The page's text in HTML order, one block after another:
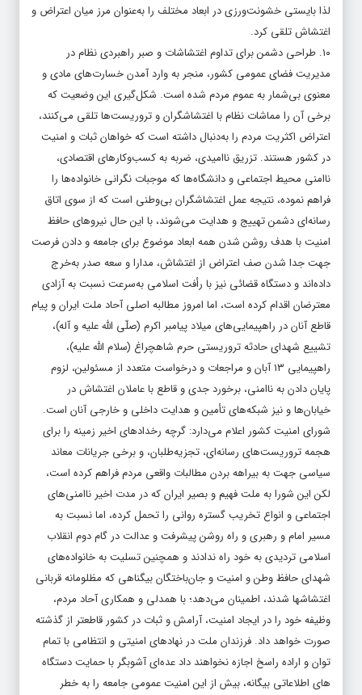
لذا بایستی خشونت‌ورزی در ابعاد مختلف را به‌عنوان مرز میان اعتراض و
اغتشاش تلقی کرد.
۱۰. طراحی دشمن برای تداوم اغتشاشات و صبر راهبردی نظام در
مدیریت فضای عمومی کشور، منجر به وارد آمدن خسارت‌های مادی و
معنوی بی‌شمار به عموم مردم شده است. شکل‌گیری این وضعیت که
برخی آن را مماشات نظام با اغتشاشگران و تروریست‌ها تلقی می‌کنند،
اعتراض اکثریت مردم را به‌دنبال داشته است که خواهان ثبات و امنیت
در کشور هستند. تزریق ناامیدی، ضربه به کسب­‌و­کارهای اقتصادی،
ناامنی محیط اجتماعی و دانشگاه‌ها که موجبات نگرانی خانواده‌ها را
فراهم نموده، نتیجه عمل اغتشاشگران بی‌وطنی است که از سوی اتاق
رسانه‌ای دشمن تهییج و هدایت می‌شوند، با این حال نیروهای حافظ
امنیت با هدف روشن شدن همه ابعاد موضوع برای جامعه و دادن فرصت
جهت جدا شدن صف اعتراض از اغتشاش، مدارا و سعه صدر به‌خرج
داده‌اند و دستگاه قضائی نیز با رأفت اسلامی به‌سرعت نسبت به آزادی
معترضان اقدام کرده است، اما امروز مطالبه اصلی آحاد ملت ایران و پیام
قاطع آنان در راهپیمایی­‌های میلاد پیامبر اکرم (صلّی اللّه علیه و آله)،
تشییع شهدای حادثه تروریستی حرم شاهچراغ (سلام الله علیه)،
راهپیمایی ۱۳ آبان و مراجعات و درخواست متعدد از مسئولین، لزوم
پایان دادن به ناامنی، برخورد جدی و قاطع با عاملان اغتشاش در
خیابان‌ها و نیز شبکه‌های تأمین و هدایت داخلی و خارجی آنان است.
شورای امنیت کشور اعلام می‌دارد: گرچه رخدادهای اخیر زمینه را برای
هجمه تروریست‌های رسانه‌ای، تجزیه‌طلبان، و برخی جریانات معاند
سیاسی جهت به بیراهه بردن مطالبات واقعی مردم فراهم کرده است،
لکن این شورا به ملت فهیم و بصیر ایران که در مدت اخیر ناامنی‌های
اجتماعی و انواع تخریب گستره روانی را تحمل کرده، اما نسبت به
مسیر امام و رهبری و راه روشن پیشرفت و عدالت در گام دوم انقلاب
اسلامی تردیدی به خود راه ندادند و همچنین تسلیت به خانواده‌های
شهدای حافظ وطن و امنیت و جان‌باختگان بیگناهی که مظلومانه قربانی
اغتشاش­ها شدند، اطمینان می­‌دهد؛ با همدلی و همکاری آحاد مردم،
وظیفه خود را در ایجاد امنیت، آرامش و ثبات در کشور قاطع­تر از گذشته
صورت خواهد داد. فرزندان ملت در نهادهای امنیتی و انتظامی با تمام
توان و اراده راسخ اجازه نخواهند داد عده‌ای آشوبگر با حمایت دستگاه­‌
های اطلاعاتی بیگانه، بیش از این امنیت عمومی جامعه را به خطر